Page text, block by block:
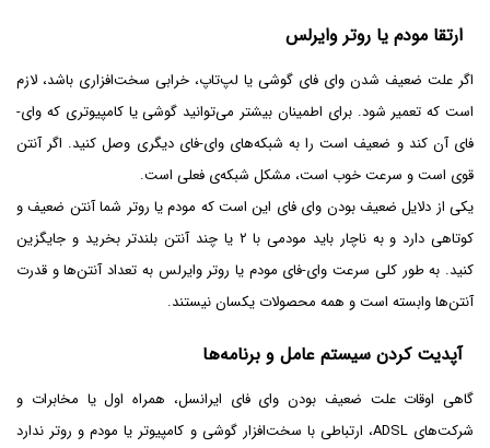
ارتقا مودم یا روتر وایرلس
اگر علت ضعیف شدن وای فای گوشی یا لپ‌تاپ، خرابی سخت‌افزاری باشد، لازم
است که تعمیر شود. برای اطمینان بیشتر می‌توانید گوشی یا کامپیوتری که وای-
فای آن کند و ضعیف است را به شبکه‌های وای-فای دیگری وصل کنید. اگر آنتن
قوی است و سرعت خوب است، مشکل شبکه‌ی فعلی است.
یکی از دلایل ضعیف بودن وای فای این است که مودم یا روتر شما آنتن ضعیف و
کوتاهی دارد و به ناچار باید مودمی با ۲ یا چند آنتن بلند‌تر بخرید و جایگزین
کنید. به طور کلی سرعت وای-فای مودم یا روتر وایرلس به تعداد آنتن‌ها و قدرت
آنتن‌ها وابسته است و همه محصولات یکسان نیستند.
آپدیت کردن سیستم عامل و برنامه‌ها
گاهی اوقات علت ضعیف بودن وای فای ایرانسل، همراه اول یا مخابرات و
شرکت‌های ADSL، ارتباطی با سخت‌افزار گوشی و کامپیوتر یا مودم و روتر ندارد